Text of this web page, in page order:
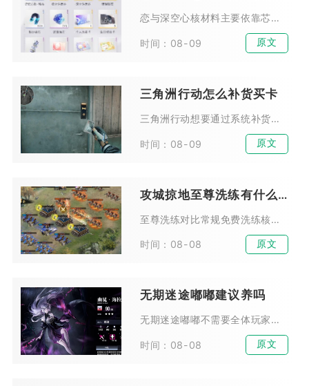
恋与深空心核材料主要依靠芯核狩猎副本稳定产出，辅以商店兑换、闲置芯核分解、限时活动奖励、深空试炼额外掉落五种渠道获取，其中芯核狩猎是长期量产高品质心核的核心途径，其余方式...
时间：08-09 原文
三角洲行动怎么补货买卡
三角洲行动想要通过系统补货低价购入各类房卡与钥匙卡，核心操作是在交易行依托价格波动判断系统投放节点，配合固定时段蹲守与界面优化完成快速抢购，整套流程可稳定把购卡成本压缩至...
时间：08-09 原文
攻城掠地至尊洗练有什么区别
至尊洗练对比常规免费洗练核心区别集中在资源消耗、属性升级概率、高阶装备适配、洗练点数收益四大维度，前者是突破装备满级瓶颈、打造真套装与极套装的核心手段，后者仅适合前期铺垫...
时间：08-08 原文
无期迷途嘟嘟建议养吗
无期迷途嘟嘟不需要全体玩家优先培养，拥有麦昆完整体系的玩家可以适度投入资源，普通新手、缺少召唤体系的玩家不建议耗费资源培养。嘟嘟属于体系限定型危级辅助，泛用性偏低，核心价...
时间：08-08 原文